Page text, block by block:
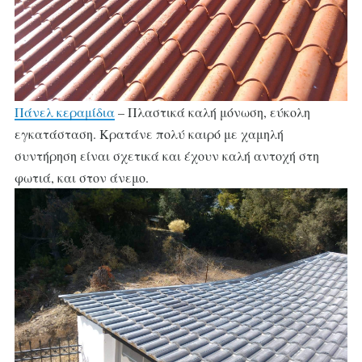
Πάνελ κεραμίδια– Πλαστικά καλή μόνωση, εύκολη
εγκατάσταση. Κρατάνε πολύ καιρό με χαμηλή
συντήρηση είναι σχετικά και έχουν καλή αντοχή στη
φωτιά, και στον άνεμο.